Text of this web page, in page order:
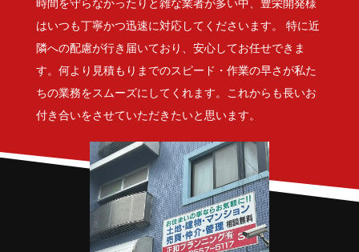
はいつも丁寧かつ迅速に対応してくださいます。 特に近
隣への配慮が行き届いており、安心してお任せできま
す。何より見積もりまでのスピード・作業の早さが私た
ちの業務をスムーズにしてくれます。これからも長いお
付き合いをさせていただきたいと思います。